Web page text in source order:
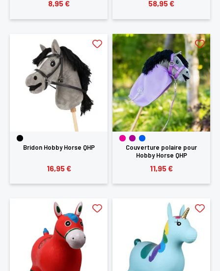
8,95 € 58,95 €
Bridon Hobby Horse QHP
16,95 €
Couverture polaire pour
Hobby Horse QHP
11,95 €